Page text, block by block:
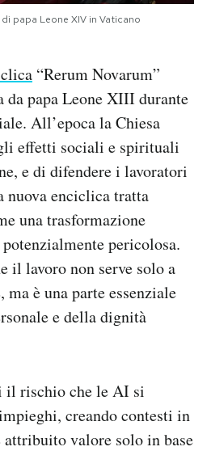
papa Leone XIV in Vaticano
“Rerum Novarum”
da papa Leone XIII durante
All’epoca la Chiesa
effetti sociali e spirituali
e di difendere i lavoratori
enciclica tratta
una trasformazione
pericolosa.
il lavoro non serve solo a
ma è una parte essenziale
e della dignità
il rischio che le AI si
creando contesti in
valore solo in base